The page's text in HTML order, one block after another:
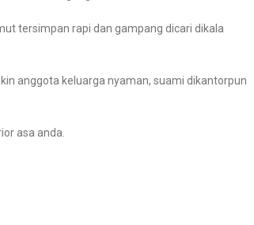
tersimpan rapi dan gampang dicari dikala
anggota keluarga nyaman, suami dikantorpun
asa anda.